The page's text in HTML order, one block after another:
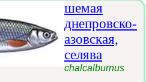
шемая
днепровско-
азовская,
селява
chalcalburnus